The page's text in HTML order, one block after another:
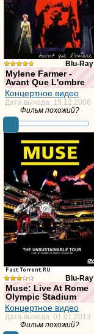
Blu-Ray
из 10,
голосов:43
Mylene Farmer -
Avant Que L'ombre
Концертное видео
Дата выхода: 15.12.2006
Фильм похожий?
Blu-Ray
недостаточно
голосов
фильма
Muse: Live At Rome
Olympic Stadium
Концертное видео
Дата выхода: 01.01.2013
Фильм похожий?